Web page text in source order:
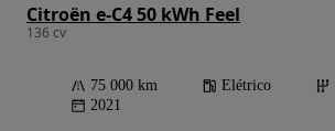
Citroën e-C4 50 kWh Feel
136 cv
75 000 km Elétrico
2021